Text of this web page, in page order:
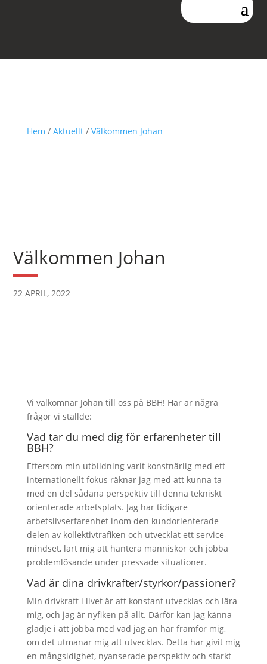
Hem / Aktuellt/ Välkommen Johan
Välkommen Johan
22 APRIL, 2022
Vi välkomnar Johan till oss på BBH! Här är några
frågor vi ställde:
Vad tar du med dig för erfarenheter till
BBH?
Eftersom min utbildning varit konstnärlig med ett
internationellt fokus räknar jag med att kunna ta
med en del sådana perspektiv till denna tekniskt
orienterade arbetsplats. Jag har tidigare
arbetslivserfarenhet inom den kundorienterade
delen av kollektivtrafiken och utvecklat ett service-
mindset, lärt mig att hantera människor och jobba
problemlösande under pressade situationer.
Vad är dina drivkrafter/styrkor/passioner?
Min drivkraft i livet är att konstant utvecklas och lära
mig, och jag är nyfiken på allt. Därför kan jag känna
glädje i att jobba med vad jag än har framför mig,
om det utmanar mig att utvecklas. Detta har givit mig
en mångsidighet, nyanserade perspektiv och starkt